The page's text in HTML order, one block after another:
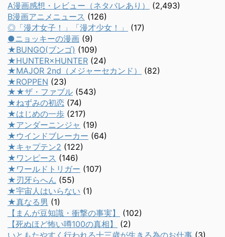
A漫画感想・レビュー（ネタバレあり）
(2,493)
B漫画アニメニュース (126)
◎「漫才女子！」「漫才少女！」
(17)
●ニョッキーの漫画 (9)
★BUNGO(ブンゴ) (109)
★HUNTER×HUNTER (24)
★MAJOR 2nd（メジャーセカンド）
(82)
★ROPPEN (23)
★★ザ・ファブル (543)
★ねずみの初恋 (74)
★はじめの一歩 (217)
★アンダーニンジャ (19)
★ウインドブレーカー (64)
★キャプテン2 (122)
★ワンピース (146)
★ワールドトリガー (107)
★刃牙らへん (55)
★宇宙人はいらない (1)
★真なる男 (1)
【まんが豆知識・衝撃の事実】
(102)
【死ぬほど怖い噂100の真相】
(2)